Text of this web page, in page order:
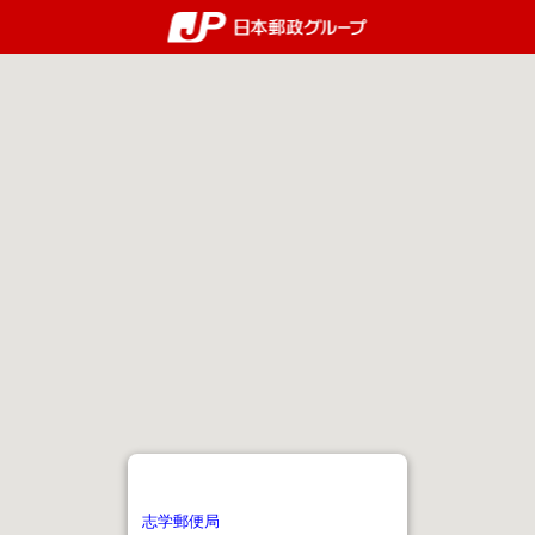
郵便局・日本郵政グループ
志学郵便局